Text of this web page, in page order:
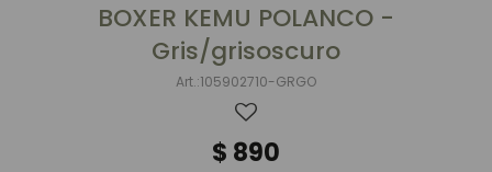
BOXER KEMU POLANCO -
Gris/grisoscuro
105902710-GRGO
$ 890